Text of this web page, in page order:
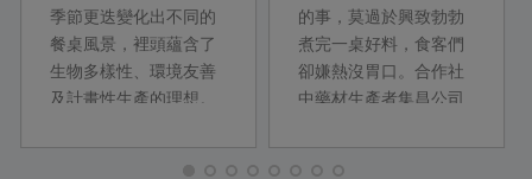
季節更迭變化出不同的
餐桌風景，裡頭蘊含了
生物多樣性、環境友善
及計畫性生產的理想。
何料理？看到不認識的
的事，莫過於興致勃勃
煮完一桌好料，食客們
卻嫌熱沒胃口。合作社
中藥材生產者集昌公司
智，設計了三道夏季養